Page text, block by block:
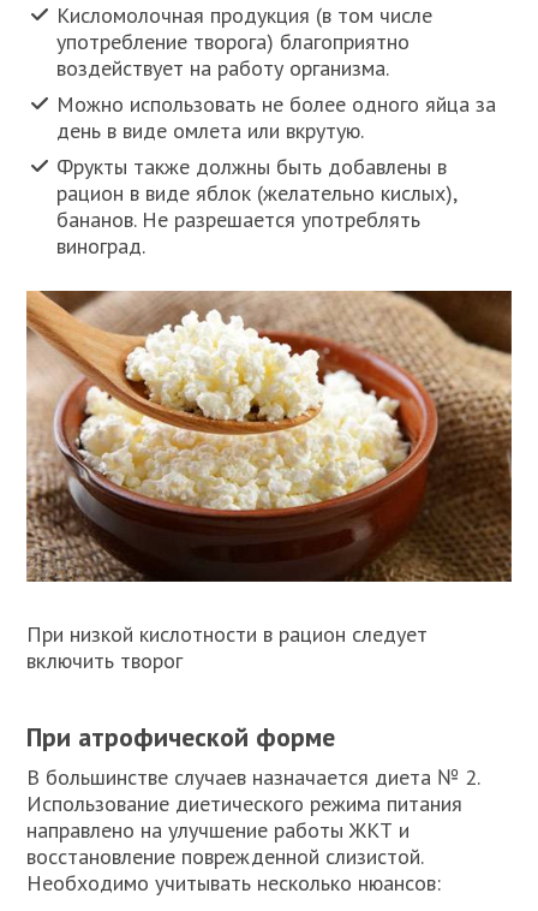
Кисломолочная продукция (в том числе
употребление творога) благоприятно
воздействует на работу организма.
Можно использовать не более одного яйца за
день в виде омлета или вкрутую.
Фрукты также должны быть добавлены в
рацион в виде яблок (желательно кислых),
бананов. Не разрешается употреблять
виноград.
При низкой кислотности в рацион следует
включить творог
При атрофической форме
В большинстве случаев назначается диета № 2.
Использование диетического режима питания
направлено на улучшение работы ЖКТ и
восстановление поврежденной слизистой.
Необходимо учитывать несколько нюансов: